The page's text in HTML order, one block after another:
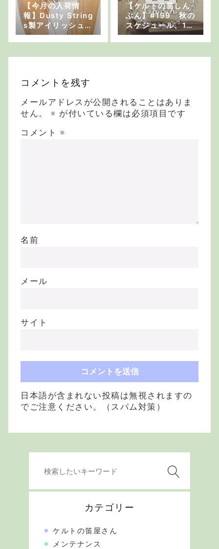
【今月の入荷情
報】Dusty String
s製アイリッシュハ
ープやSusato製テ
ィンホイッスル、
【ケルトの笛しん
ぶん】#199 秋の
スケジュール、10
月福岡、11月神奈
川と東京へ行きま
コメントを残す
メールアドレスが公開されることはありま
せん。
※ が付いている欄は必須項目です
コメント ※
名前
メール
サイト
日本語が含まれない投稿は無視されますの
でご注意ください。（スパム対策）
カテゴリー
ケルトの笛屋さん
メンテナンス